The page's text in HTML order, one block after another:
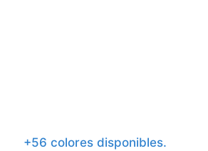
+56 colores disponibles.